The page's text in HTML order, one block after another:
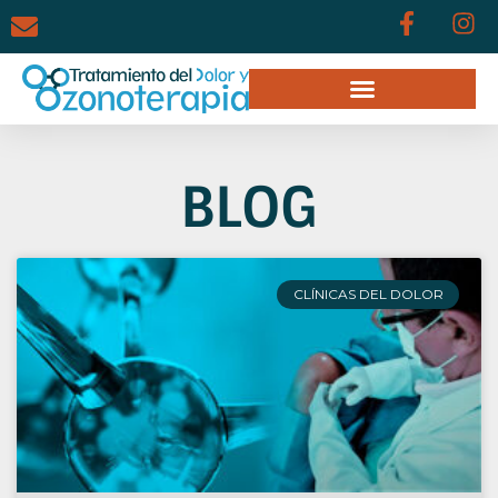
BLOG
CLÍNICAS DEL DOLOR